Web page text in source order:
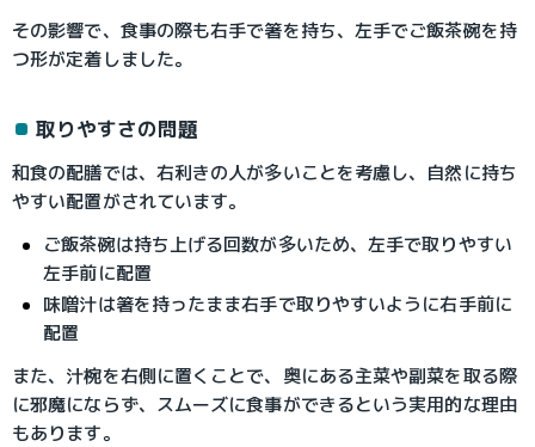
その影響で、食事の際も右手で箸を持ち、左手でご飯茶碗を持
つ形が定着しました。
取りやすさの問題
和食の配膳では、右利きの人が多いことを考慮し、自然に持ち
やすい配置がされています。
ご飯茶碗は持ち上げる回数が多いため、左手で取りやすい
左手前に配置
味噌汁は箸を持ったまま右手で取りやすいように右手前に
配置
また、汁椀を右側に置くことで、奥にある主菜や副菜を取る際
に邪魔にならず、スムーズに食事ができるという実用的な理由
もあります。